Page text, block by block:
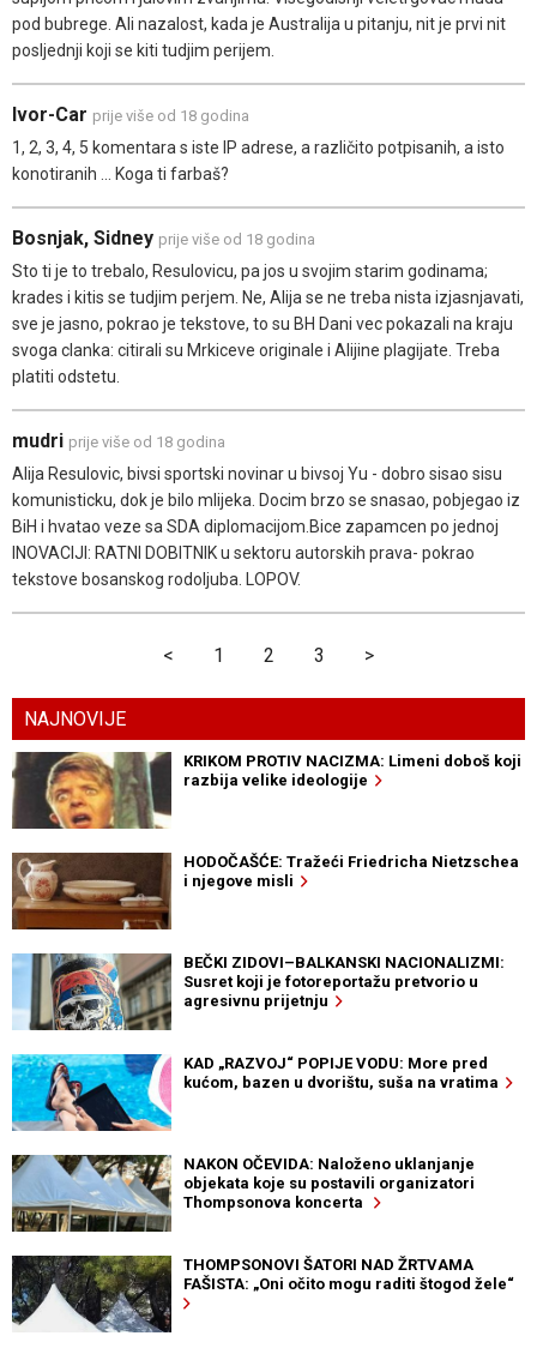
pod bubrege. Ali nazalost, kada je Australija u pitanju, nit je prvi nit
posljednji koji se kiti tudjim perijem.
Ivor-Car prije više od 18 godina
1, 2, 3, 4, 5 komentara s iste IP adrese, a različito potpisanih, a isto
konotiranih ... Koga ti farbaš?
Bosnjak, Sidney prije više od 18 godina
Sto ti je to trebalo, Resulovicu, pa jos u svojim starim godinama;
krades i kitis se tudjim perjem. Ne, Alija se ne treba nista izjasnjavati,
sve je jasno, pokrao je tekstove, to su BH Dani vec pokazali na kraju
svoga clanka: citirali su Mrkiceve originale i Alijine plagijate. Treba
platiti odstetu.
mudri prije više od 18 godina
Alija Resulovic, bivsi sportski novinar u bivsoj Yu - dobro sisao sisu
komunisticku, dok je bilo mlijeka. Docim brzo se snasao, pobjegao iz
BiH i hvatao veze sa SDA diplomacijom.Bice zapamcen po jednoj
INOVACIJI: RATNI DOBITNIK u sektoru autorskih prava- pokrao
tekstove bosanskog rodoljuba. LOPOV.
< 1 2 3 >
NAJNOVIJE
KRIKOM PROTIV NACIZMA: Limeni doboš koji
razbija velike ideologije
HODOČAŠĆE: Tražeći Friedricha Nietzschea
i njegove misli
BEČKI ZIDOVI–BALKANSKI NACIONALIZMI:
Susret koji je fotoreportažu pretvorio u
agresivnu prijetnju
KAD „RAZVOJ“ POPIJE VODU: More pred
kućom, bazen u dvorištu, suša na vratima
NAKON OČEVIDA: Naloženo uklanjanje
objekata koje su postavili organizatori
Thompsonova koncerta
THOMPSONOVI ŠATORI NAD ŽRTVAMA
FAŠISTA: „Oni očito mogu raditi štogod žele“